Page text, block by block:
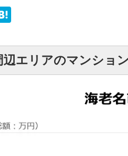
辺エリアのマンショ